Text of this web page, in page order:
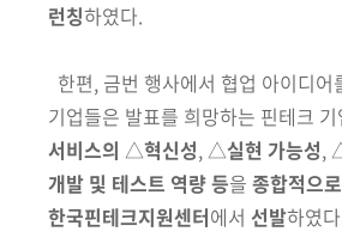
런칭하였다.
한편, 금번 행사에서 협업 아이디어
기업들은 발표를 희망하는 핀테크
서비스의 △혁신성, △실현 가능성,
개발 및 테스트 역량등을 종합적으
한국핀테크지원센터에서 선발하였